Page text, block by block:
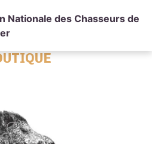
Nationale des Chasseurs de